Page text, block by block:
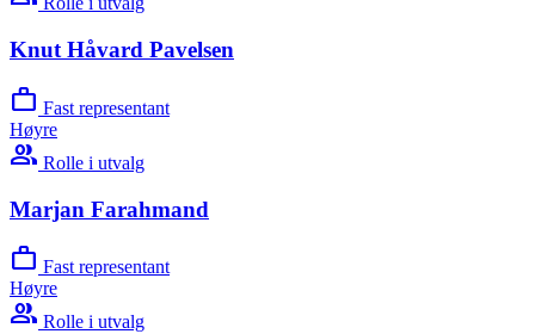
Knut Håvard Pavelsen
work Fast representant
Høyre
group Rolle i utvalg
Marjan Farahmand
work Fast representant
Høyre
group Rolle i utvalg